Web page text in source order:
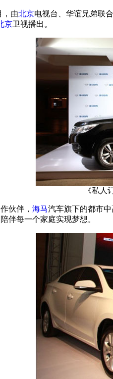
，由北京电视台、华谊兄弟联合
京卫视播出。
《私
伙伴， 海马汽车旗下的都市中
伴每一个家庭实现梦想。